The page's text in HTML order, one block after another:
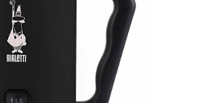
TOEVOEGEN AAN